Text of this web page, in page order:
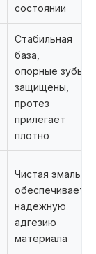
состоянии
Стабильная
база,
опорные зубы
защищены,
протез
прилегает
плотно
Чистая эмаль
обеспечивает
надежную
адгезию
материала